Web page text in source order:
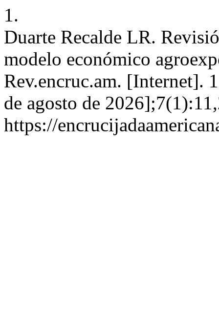
1.
Duarte Recalde LR.
modelo económico
Rev.encruc.am. [Internet].
de agosto de
https://